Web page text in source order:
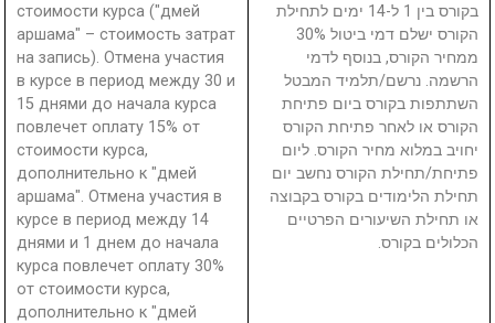
стоимости курса ("дмей
аршама" – стоимость затрат
на запись). Отмена участия
в курсе в период между 30 и
15 днями до начала курса
повлечет оплату 15% от
стоимости курса,
дополнительно к "дмей
аршама". Отмена участия в
курсе в период между 14
днями и 1 днем до начала
курса повлечет оплату 30%
от стоимости курса,
дополнительно к "дмей
בקורס בין 1 ל-14 ימים לתחילת
הקורס ישלם דמי ביטול 30%
ממחיר הקורס, בנוסף לדמי
הרשמה. נרשם/תלמיד המבטל
השתתפות בקורס ביום פתיחת
הקורס או לאחר פתיחת הקורס
יחויב במלוא מחיר הקורס. ליום
פתיחת/תחילת הקורס נחשב יום
תחילת הלימודים בקורס בקבוצה
או תחילת השיעורים הפרטיים
הכלולים בקורס.